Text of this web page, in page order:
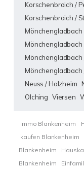
Korschenbroich /
Korschenbroich /
Mönchengladbach
Mönchengladbach
Mönchengladbach
Neuss / Holzheim
Olching Viersen
Immo Blankenheim
kaufen Blankenheim
Blankenheim
Blankenheim